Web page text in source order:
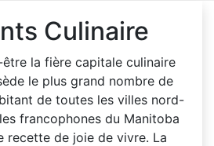
Culinaire
la fière capitale culinaire
le plus grand nombre de
de toutes les villes nord-
francophones du Manitoba
recette de joie de vivre. La